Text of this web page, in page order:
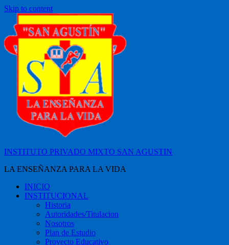
Skip to content
INSTITUTO PRIVADO MIXTO SAN AGUSTIN
LA ENSEÑANZA PARA LA VIDA
INICIO
INSTITUCIONAL
Historia
Autoridades/Titulacion
Nosotros
Plan de Estudio
Proyecto Educativo